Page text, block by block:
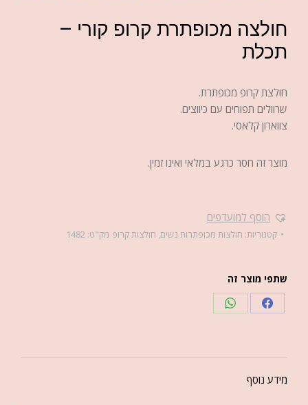
חולצה מכופתרת קרופ קורי –
תכלת
חולצת קרופ מכופתרת.
שרוולים תפוחים עם כיווצים.
צווארון קלאסי.
מוצר זה חסר כרגע במלאי ואינו זמין.
הוסף למועדפים
קטגוריות: חולצות מכופתרות נשים, חולצות קרופ מק"ט: 1482
שתפי מוצר זה
מידע נוסף